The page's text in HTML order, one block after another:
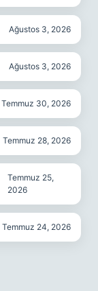
Ağustos 3, 2026
Ağustos 3, 2026
Temmuz 30, 2026
Temmuz 28, 2026
Temmuz 25,
2026
Temmuz 24, 2026